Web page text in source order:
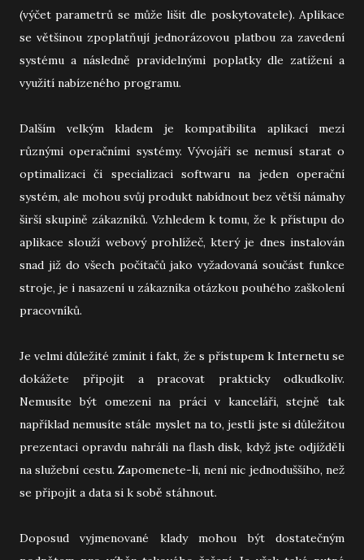
(výčet parametrů se může lišit dle poskytovatele). Aplikace
se většinou zpoplatňují jednorázovou platbou za zavedení
systému a následně pravidelnými poplatky dle zatížení a
využití nabízeného programu.
Dalším velkým kladem je kompatibilita aplikací mezi
různými operačními systémy. Vývojáři se nemusí starat o
optimalizaci či specializaci softwaru na jeden operační
systém, ale mohou svůj produkt nabídnout bez větší námahy
širší skupině zákazníků. Vzhledem k tomu, že k přístupu do
aplikace slouží webový prohlížeč, který je dnes instalován
snad již do všech počítačů jako vyžadovaná součást funkce
stroje, je i nasazení u zákazníka otázkou pouhého zaškolení
pracovníků.
Je velmi důležité zmínit i fakt, že s přístupem k Internetu se
dokážete připojit a pracovat prakticky odkudkoliv.
Nemusíte být omezeni na práci v kanceláři, stejně tak
například nemusíte stále myslet na to, jestli jste si důležitou
prezentaci opravdu nahráli na flash disk, když jste odjížděli
na služební cestu. Zapomenete-li, není nic jednoduššího, než
se připojit a data si k sobě stáhnout.
Doposud vyjmenované klady mohou být dostatečným